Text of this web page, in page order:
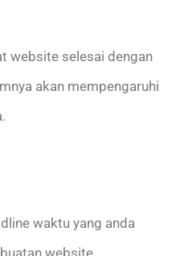
website selesai dengan
akan mempengaruhi
waktu yang anda